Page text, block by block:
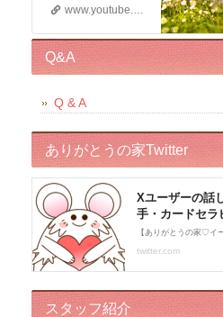
www.youtube.com
Q&A
Q & A
ありがとうの家Twitter
スタッフ紹介